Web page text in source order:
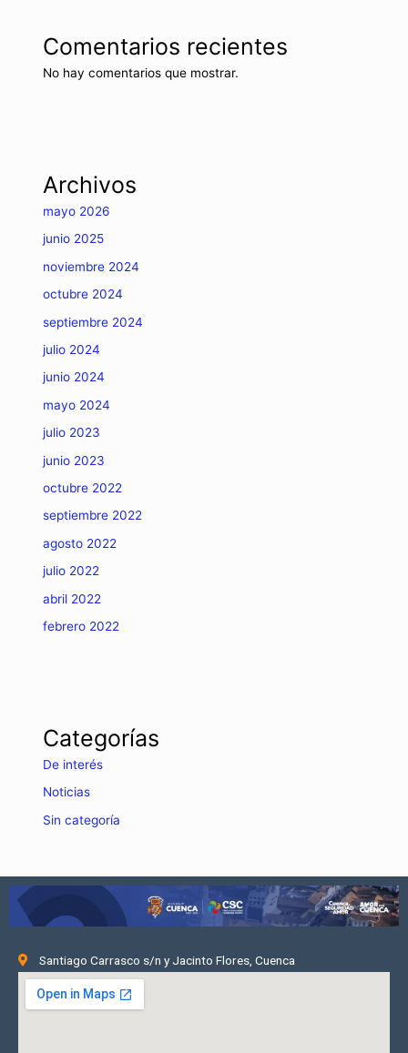
Comentarios recientes
No hay comentarios que mostrar.
Archivos
mayo 2026
junio 2025
noviembre 2024
octubre 2024
septiembre 2024
julio 2024
junio 2024
mayo 2024
julio 2023
junio 2023
octubre 2022
septiembre 2022
agosto 2022
julio 2022
abril 2022
febrero 2022
Categorías
De interés
Noticias
Sin categoría
Santiago Carrasco s/n y Jacinto Flores, Cuenca